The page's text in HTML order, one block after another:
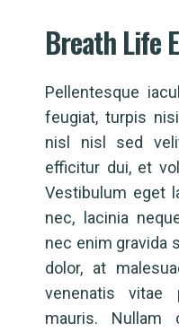
Breath Life
Pellentesque
feugiat, turpis
nisl nisl sed
efficitur dui, et
Vestibulum eget
nec, lacinia
nec enim gravida
dolor, at
venenatis vitae
mauris. Nullam